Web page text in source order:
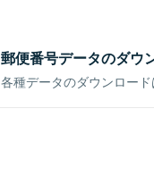
郵便番号データのダウ
各種データのダウンロー